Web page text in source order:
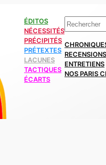
ÉDITOS
NÉCESSITÉS
PRÉCIPITÉS
PRÉTEXTES
LACUNES
TACTIQUES
ÉCARTS
Rechercher
ENTRETIENS
NOS PARIS